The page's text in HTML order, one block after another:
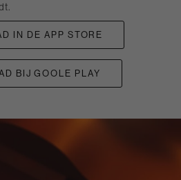
IN DE APP STORE
BIJ GOOLE PLAY